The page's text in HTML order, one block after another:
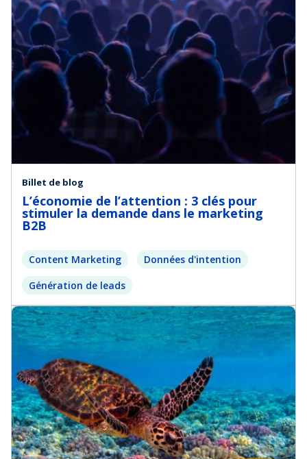
Billet de blog
L’économie de l’attention : 3 clés pour
stimuler la demande dans le marketing
B2B
Content Marketing
Données d'intention
Génération de leads